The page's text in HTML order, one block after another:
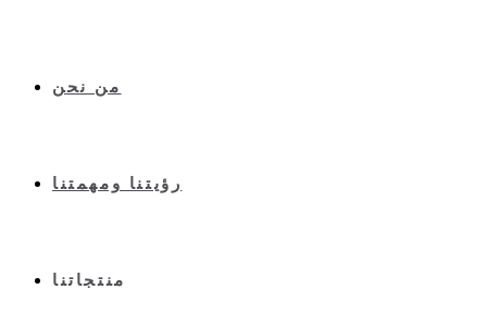
من نحن
رؤيتنا ومهمتنا
منتجاتنا